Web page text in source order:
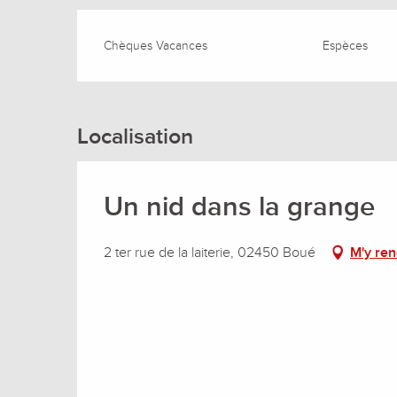
Chèques Vacances Espèces
Localisation
Un nid dans la grange
2 ter rue de la laiterie, 02450 Boué M'y